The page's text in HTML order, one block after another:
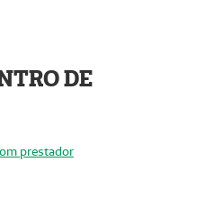
DE
prestador